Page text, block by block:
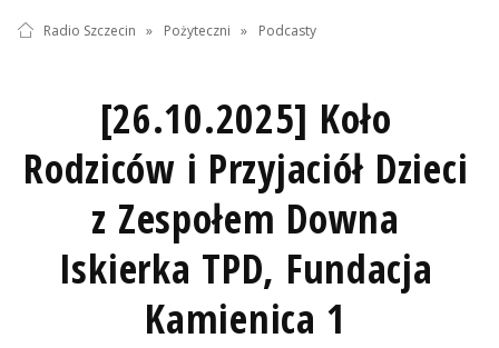
Radio Szczecin » Pożyteczni » Podcasty
[26.10.2025] Koło
Rodziców i Przyjaciół Dzieci
z Zespołem Downa
Iskierka TPD, Fundacja
Kamienica 1